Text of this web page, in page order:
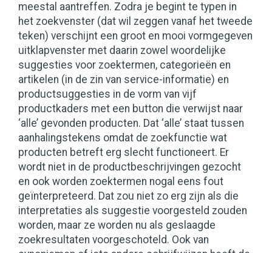
meestal aantreffen. Zodra je begint te typen in
het zoekvenster (dat wil zeggen vanaf het tweede
teken) verschijnt een groot en mooi vormgegeven
uitklapvenster met daarin zowel woordelijke
suggesties voor zoektermen, categorieën en
artikelen (in de zin van service-informatie) en
productsuggesties in de vorm van vijf
productkaders met een button die verwijst naar
‘alle’ gevonden producten. Dat ‘alle’ staat tussen
aanhalingstekens omdat de zoekfunctie wat
producten betreft erg slecht functioneert. Er
wordt niet in de productbeschrijvingen gezocht
en ook worden zoektermen nogal eens fout
geïnterpreteerd. Dat zou niet zo erg zijn als die
interpretaties als suggestie voorgesteld zouden
worden, maar ze worden nu als geslaagde
zoekresultaten voorgeschoteld. Ook van